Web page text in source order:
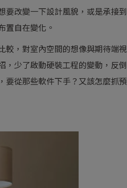
要改變一下設計風貌，或是承接到
置自在變化。
較，對室內空間的想像與期待端視
，少了啟動硬裝工程的變動，反倒
要從那些軟件下手？又該怎麼抓預